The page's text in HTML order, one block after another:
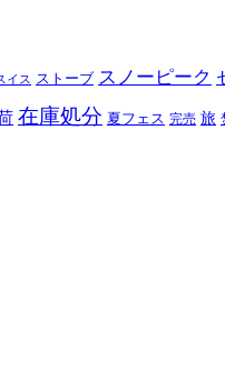
イス ストーブ スノーピーク
在庫処分 夏フェス 完売 旅